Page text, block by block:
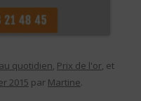
quotidien, Prix de l'or, et
2015 par Martine.